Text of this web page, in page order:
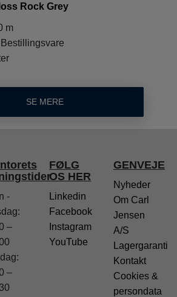
Rock Grey
m
Bestillingsvare
SE MERE
-
–
–
FØLG
OS HER
Linkedin
Facebook
Instagram
YouTube
GENVEJE
Nyheder
Om Carl
Jensen
A/S
Lagergaranti
Kontakt
Cookies &
persondata